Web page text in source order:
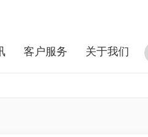
客户服务 关于我们